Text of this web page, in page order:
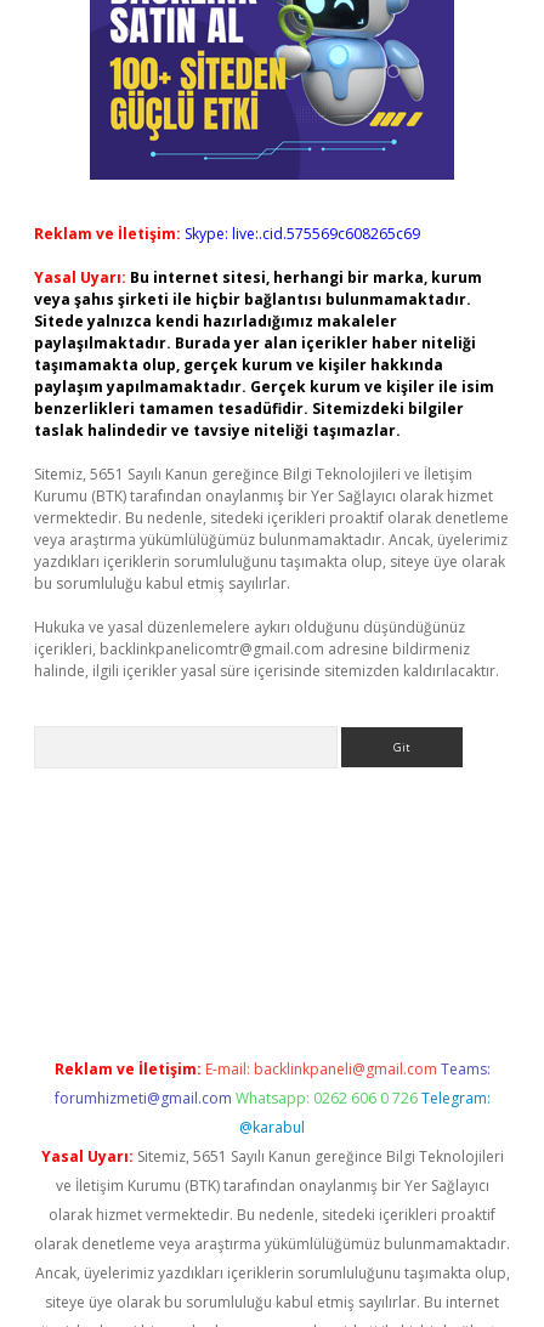
Reklam ve İletişim: Skype: live:.cid.575569c608265c69
Yasal Uyarı: Bu internet sitesi, herhangi bir marka, kurum
veya şahıs şirketi ile hiçbir bağlantısı bulunmamaktadır.
Sitede yalnızca kendi hazırladığımız makaleler
paylaşılmaktadır. Burada yer alan içerikler haber niteliği
taşımamakta olup, gerçek kurum ve kişiler hakkında
paylaşım yapılmamaktadır. Gerçek kurum ve kişiler ile isim
benzerlikleri tamamen tesadüfidir. Sitemizdeki bilgiler
taslak halindedir ve tavsiye niteliği taşımazlar.
Sitemiz, 5651 Sayılı Kanun gereğince Bilgi Teknolojileri ve İletişim
Kurumu (BTK) tarafından onaylanmış bir Yer Sağlayıcı olarak hizmet
vermektedir. Bu nedenle, sitedeki içerikleri proaktif olarak denetleme
veya araştırma yükümlülüğümüz bulunmamaktadır. Ancak, üyelerimiz
yazdıkları içeriklerin sorumluluğunu taşımakta olup, siteye üye olarak
bu sorumluluğu kabul etmiş sayılırlar.
Hukuka ve yasal düzenlemelere aykırı olduğunu düşündüğünüz
içerikleri, backlinkpanelicomtr@gmail.com adresine bildirmeniz
halinde, ilgili içerikler yasal süre içerisinde sitemizden kaldırılacaktır.
Reklam ve İletişim: E-mail: backlinkpaneli@gmail.com Teams:
forumhizmeti@gmail.com Whatsapp: 0262 606 0 726 Telegram:
@karabul
Yasal Uyarı: Sitemiz, 5651 Sayılı Kanun gereğince Bilgi Teknolojileri
ve İletişim Kurumu (BTK) tarafından onaylanmış bir Yer Sağlayıcı
olarak hizmet vermektedir. Bu nedenle, sitedeki içerikleri proaktif
olarak denetleme veya araştırma yükümlülüğümüz bulunmamaktadır.
Ancak, üyelerimiz yazdıkları içeriklerin sorumluluğunu taşımakta olup,
siteye üye olarak bu sorumluluğu kabul etmiş sayılırlar. Bu internet